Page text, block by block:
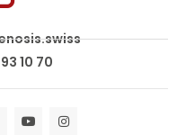
10 70